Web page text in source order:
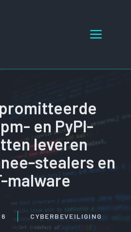
Menu
en PyPI-
leveren
stealers en
malware
CYBERBEVEILIGING